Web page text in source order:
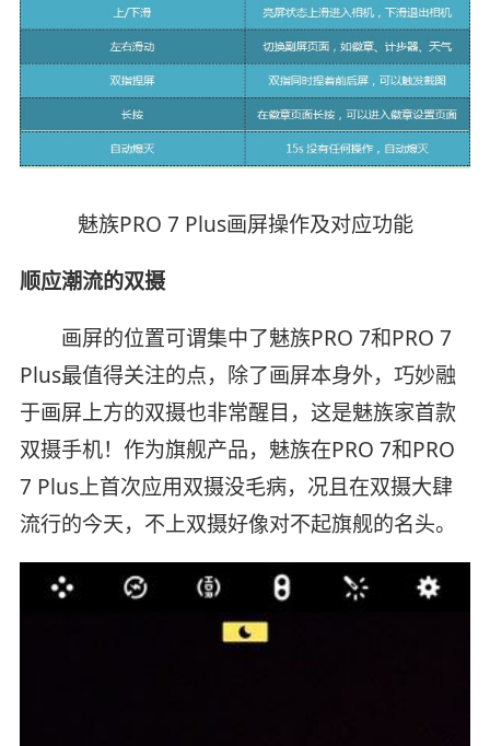
魅族PRO 7 Plus画屏操作及对应功能
顺应潮流的双摄
画屏的位置可谓集中了魅族PRO 7和PRO 7
Plus最值得关注的点，除了画屏本身外，巧妙融
于画屏上方的双摄也非常醒目，这是魅族家首款
双摄手机！作为旗舰产品，魅族在PRO 7和PRO
7 Plus上首次应用双摄没毛病，况且在双摄大肆
流行的今天，不上双摄好像对不起旗舰的名头。